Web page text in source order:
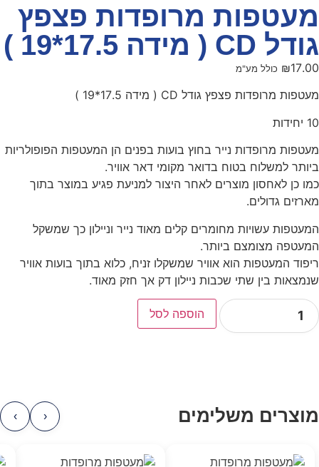
מעטפות מרופדות פצפץ
גודל CD ( מידה 17.5*19 )
₪17.00 כולל מע"מ
מעטפות מרופדות פצפץ גודל CD ( מידה 17.5*19 )
10 יחידות
מעטפות מרופדות נייר בחוץ בועות בפנים הן המעטפות הפופולריות
ביותר למשלוח בטוח בדואר מקומי דאר אוויר.
כמו כן לאחסון מוצרים לאחר היצור למניעת פגיע במוצר בתוך
מארזים גדולים.
המעטפות עשויות מחומרים קלים מאוד נייר וניילון כך שמשקל
המעטפה מצומצם ביותר.
ריפוד המעטפות הוא אוויר שמשקלו זניח, כלוא בתוך בועות אוויר
שנמצאות בין שתי שכבות ניילון דק אך חזק מאוד.
הוספה לסל
מוצרים משלימים ‹
›